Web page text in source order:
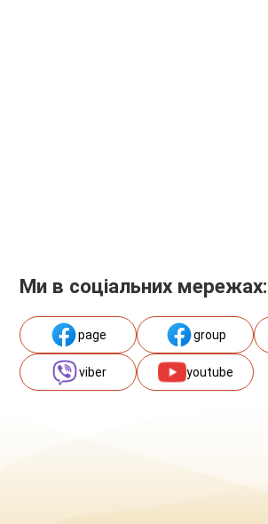
Ми в соціальних мережах:
page group
viber youtube